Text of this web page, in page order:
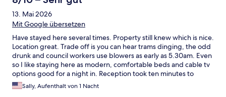
13. Mai 2026
Mit Google übersetzen
Have stayed here several times. Property still knew which is nice.
Location great. Trade off is you can hear trams dinging, the odd
drunk and council workers use blowers as early as 5.30am. Even
so I like staying here as modern, comfortable beds and cable tv
options good for a night in. Reception took ten minutes to
acknowledge me standing in front of them, was awkward. I
could see they were on a phone call but a nod or eye contact
Sally, Aufenthalt von 1 Nacht